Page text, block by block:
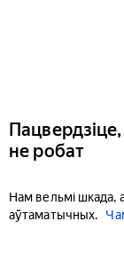
не робат
Нам вельмі шкада,
аўтаматычных.